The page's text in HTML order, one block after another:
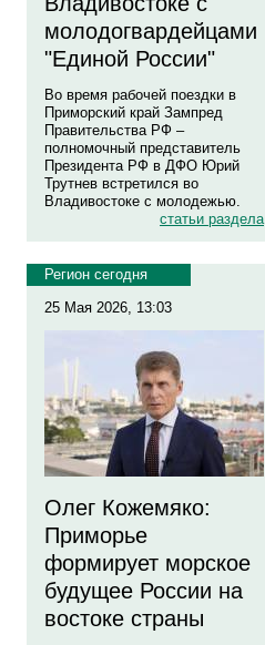
молодогвардейцами
"Единой России"
Во время рабочей поездки в
Приморский край Зампред
Правительства РФ –
полномочный представитель
Президента РФ в ДФО Юрий
Трутнев встретился во
Владивостоке с молодежью.
статьи раздела
Регион сегодня
25 Мая 2026, 13:03
Олег Кожемяко:
Приморье
формирует морское
будущее России на
востоке страны